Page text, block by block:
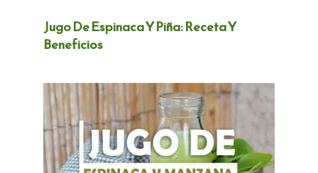
Jugo De Espinaca Y Piña: Receta Y
Beneficios